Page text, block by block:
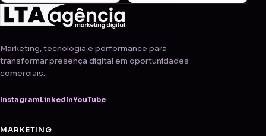
Marketing, tecnologia e performance para
transformar presença digital em oportunidades
comerciais.
Instagram LinkedInYouTube
MARKETING